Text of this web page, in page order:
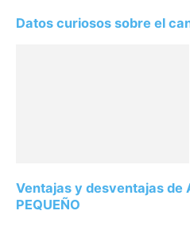
Datos curiosos sobre el
Ventajas y desventajas de
PEQUEÑO